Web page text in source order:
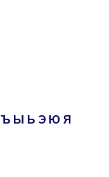
Ъ Ы Ь Э Ю Я